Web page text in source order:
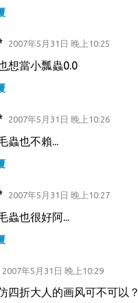
2007年5月31日 晚上10:25
想當小瓢蟲0.0
2007年5月31日 晚上10:26
蟲也不賴...
2007年5月31日 晚上10:27
蟲也很好阿...
2007年5月31日 晚上10:29
四折大人的画风可不可以？